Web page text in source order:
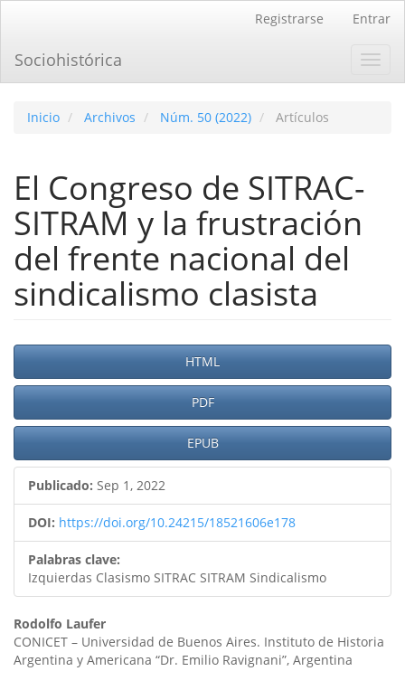
principal
Barra
Registrarse Entrar
Sociohistórica
Inicio Archivos Núm. 50 (2022) Artículos
El Congreso de SITRAC-
SITRAM y la frustración
del frente nacional del
sindicalismo clasista
Barra
lateral
del
artículo
HTML
PDF
EPUB
Publicado: Sep 1, 2022
DOI: https://doi.org/10.24215/18521606e178
Palabras clave:
Izquierdas Clasismo SITRAC SITRAM Sindicalismo
Contenido
principal
Rodolfo Laufer
CONICET – Universidad de Buenos Aires. Instituto de Historia
Argentina y Americana “Dr. Emilio Ravignani”, Argentina